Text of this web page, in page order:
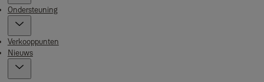
Ondersteuning
Verkooppunten
Nieuws